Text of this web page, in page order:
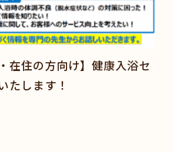
在住の方向け】健康入浴セ
たします！